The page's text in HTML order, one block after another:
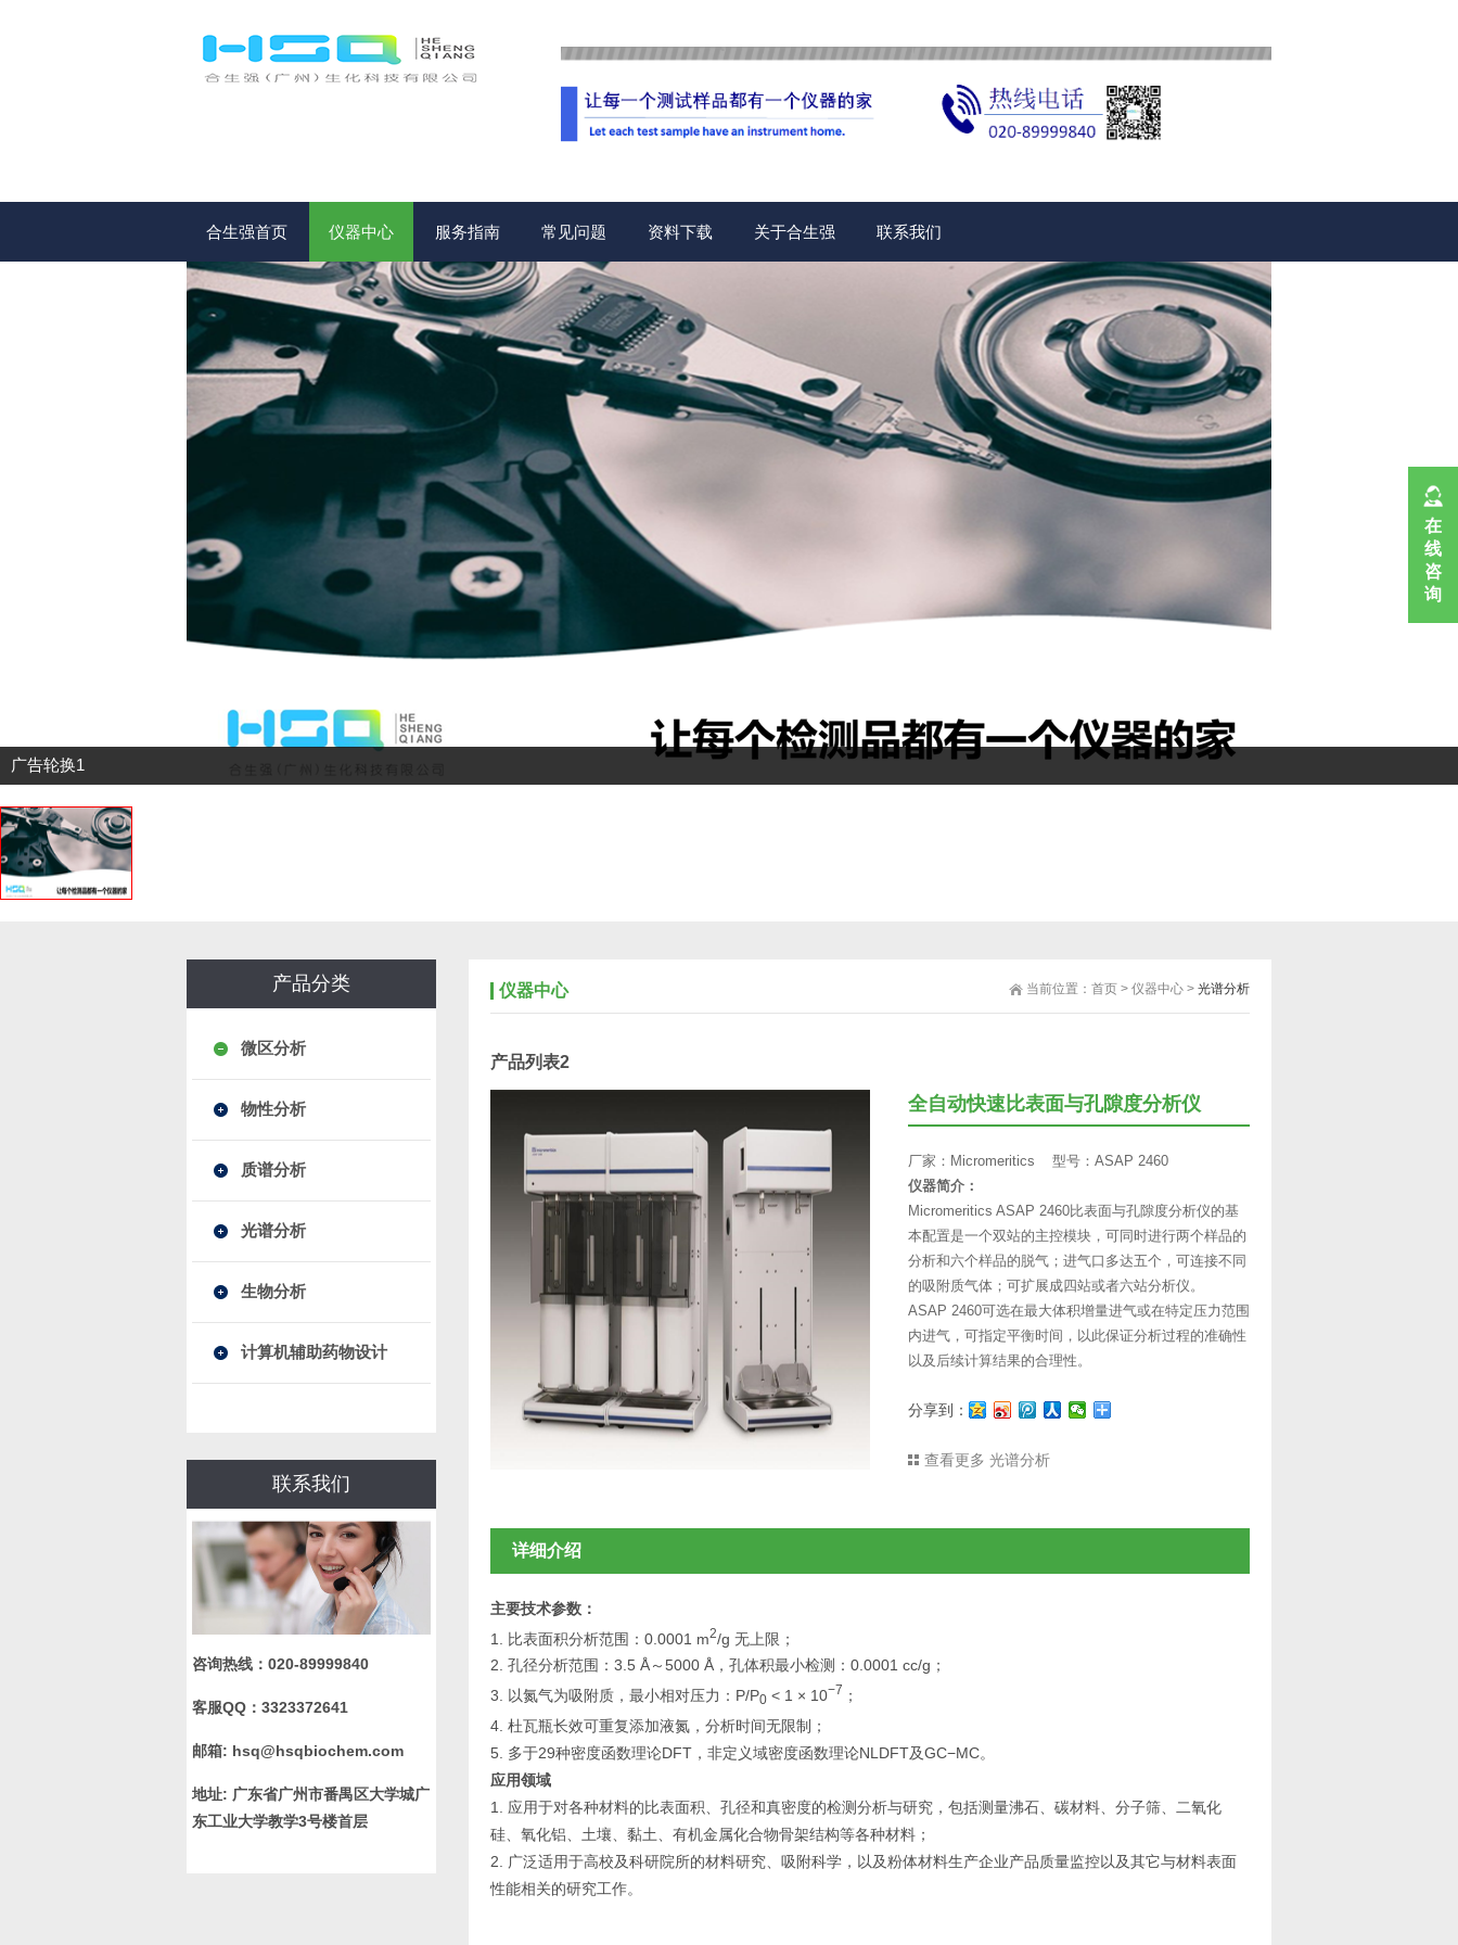
合生强首页 仪器中心 服务指南 常见问题 资料下载 关于合生强 联系我们
广告轮换1
当前位置： 首页 > 仪器中心 > 光谱分析
仪器中心
产品列表2
全自动快速比表面与孔隙度分析仪
厂家：Micromeritics 型号：ASAP 2460
仪器简介：
Micromeritics ASAP 2460比表面与孔隙度分析仪的基
本配置是一个双站的主控模块，可同时进行两个样品的
分析和六个样品的脱气；进气口多达五个，可连接不同
的吸附质气体；可扩展成四站或者六站分析仪。
ASAP 2460可选在最大体积增量进气或在特定压力范围
内进气，可指定平衡时间，以此保证分析过程的准确性
以及后续计算结果的合理性。
分享到：
查看更多 光谱分析
详细介绍
主要技术参数：
1. 比表面积分析范围：0.0001 m2/g 无上限；
2. 孔径分析范围：3.5 Å～5000 Å，孔体积最小检测：0.0001 cc/g；
3. 以氮气为吸附质，最小相对压力：P/P0 < 1 × 10−7 ；
4. 杜瓦瓶长效可重复添加液氮，分析时间无限制；
5. 多于29种密度函数理论DFT，非定义域密度函数理论NLDFT及GC−MC。
应用领域
1. 应用于对各种材料的比表面积、孔径和真密度的检测分析与研究，包括测量沸石、碳材料、分子筛、二氧化
硅、氧化铝、土壤、黏土、有机金属化合物骨架结构等各种材料；
2. 广泛适用于高校及科研院所的材料研究、吸附科学，以及粉体材料生产企业产品质量监控以及其它与材料表面
性能相关的研究工作。
产品分类
微区分析
物性分析
质谱分析
光谱分析
生物分析
计算机辅助药物设计
联系我们
咨询热线： 020-89999840
客服QQ： 3323372641
邮箱: hsq@hsqbiochem.com
地址: 广东省广州市番禺区大学城广
东工业大学教学3号楼首层
在
线
咨
询